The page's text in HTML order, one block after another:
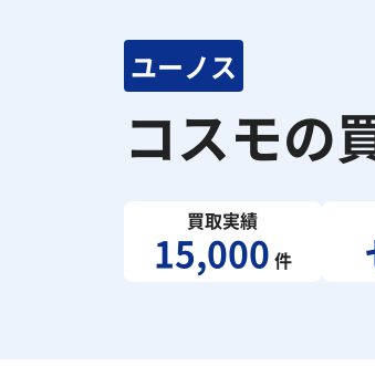
ユーノス
コスモの
買取実績
15,000 件